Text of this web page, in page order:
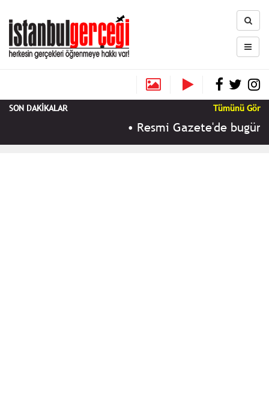
SON DAKİKALAR Tümünü Gör
Resmi Gazete'de bugün